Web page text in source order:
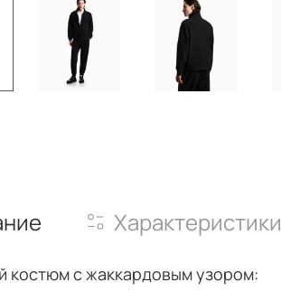
Характеристики
костюм с жаккардовым узором: